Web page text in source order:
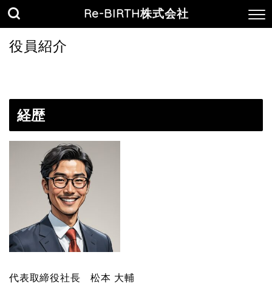
Re-BIRTH株式会社
役員紹介
経歴
代表取締役社長 松本 大輔